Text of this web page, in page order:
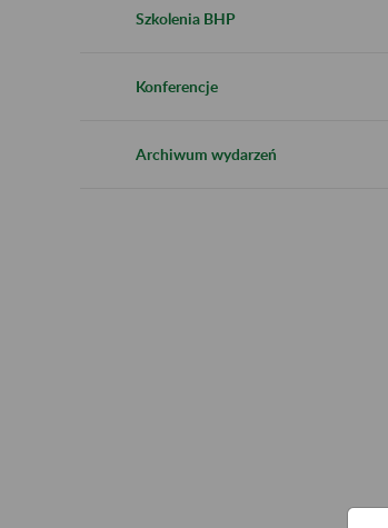
Szkolenia BHP
Konferencje
Archiwum wydarzeń